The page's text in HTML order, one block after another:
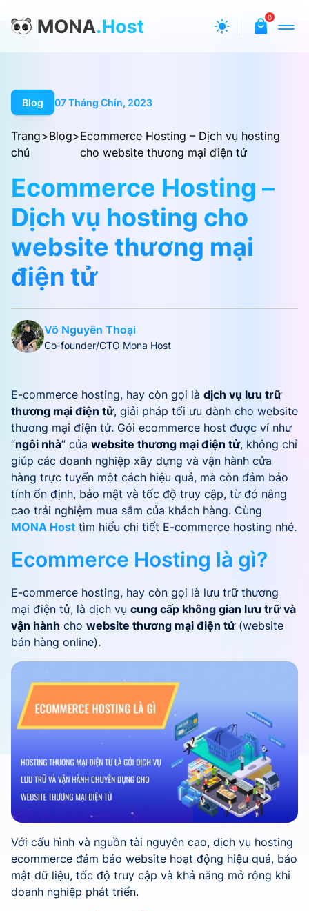
0
Blog 07 Tháng Chín, 2023
Trang
chủ
>Blog>Ecommerce Hosting – Dịch vụ hosting
cho website thương mại điện tử
Ecommerce Hosting –
Dịch vụ hosting cho
website thương mại
điện tử
Võ Nguyên Thoại
Co-founder/CTO Mona Host
E-commerce hosting, hay còn gọi là dịch vụ lưu trữ
thương mại điện tử, giải pháp tối ưu dành cho website
thương mại điện tử. Gói ecommerce host được ví như
“ngôi nhà” của website thương mại điện tử, không chỉ
giúp các doanh nghiệp xây dựng và vận hành cửa
hàng trực tuyến một cách hiệu quả, mà còn đảm bảo
tính ổn định, bảo mật và tốc độ truy cập, từ đó nâng
cao trải nghiệm mua sắm của khách hàng. Cùng
MONA Host tìm hiểu chi tiết E-commerce hosting nhé.
Ecommerce Hosting là gì?
E-commerce hosting, hay còn gọi là lưu trữ thương
mại điện tử, là dịch vụ cung cấp không gian lưu trữ và
vận hành cho website thương mại điện tử(website
bán hàng online).
Với cấu hình và nguồn tài nguyên cao, dịch vụ hosting
ecommerce đảm bảo website hoạt động hiệu quả, bảo
mật dữ liệu, tốc độ truy cập và khả năng mở rộng khi
doanh nghiệp phát triển.